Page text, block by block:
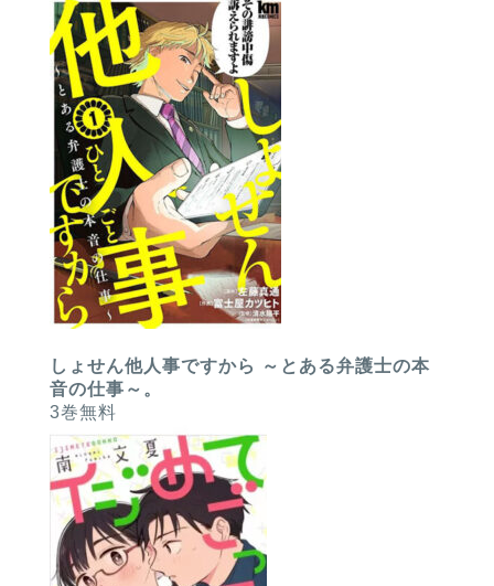
しょせん他人事ですから ～とある弁護士の本
音の仕事～。
3巻無料